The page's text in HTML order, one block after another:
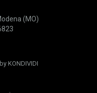
(MO)
KONDIVIDI